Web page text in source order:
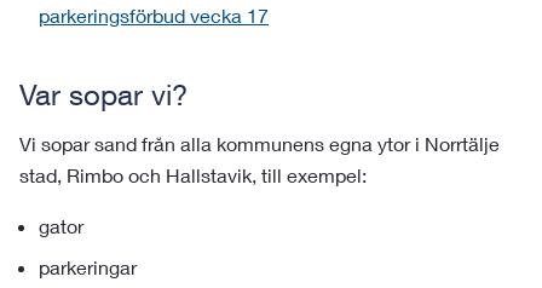
parkeringsförbud vecka 17
Var sopar vi?
Vi sopar sand från alla kommunens egna ytor i Norrtälje
stad, Rimbo och Hallstavik, till exempel:
gator
parkeringar